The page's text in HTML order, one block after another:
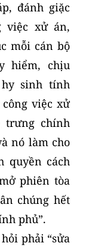
đánh giặc
việc xử án,
mỗi cán bộ
hiểm, chịu
sinh tính
việc xử
trưng chính
nó làm cho
quyền cách
phiên tòa
chúng hết
phủ”.
phải “sửa